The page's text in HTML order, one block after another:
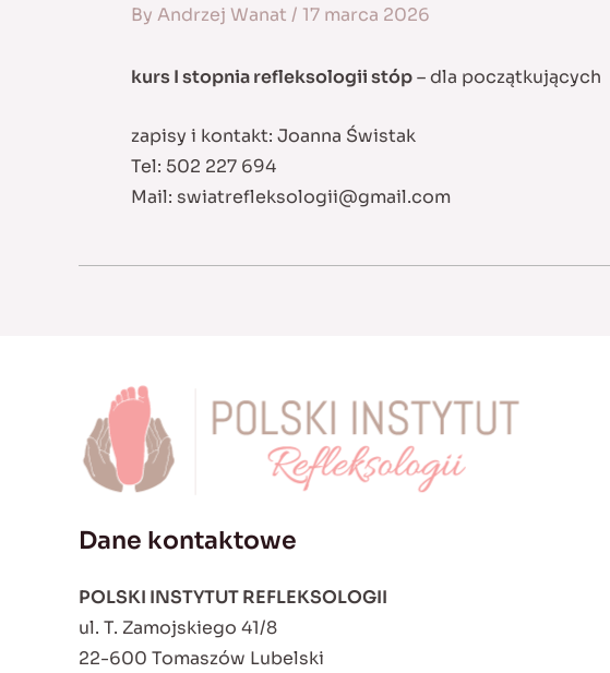
By Andrzej Wanat / 17 marca 2026
kurs I stopnia refleksologii stóp– dla początkujących
zapisy i kontakt: Joanna Świstak
Tel: 502 227 694
Mail: swiatrefleksologii@gmail.com
Dane kontaktowe
POLSKI INSTYTUT REFLEKSOLOGII
ul. T. Zamojskiego 41/8
22-600 Tomaszów Lubelski